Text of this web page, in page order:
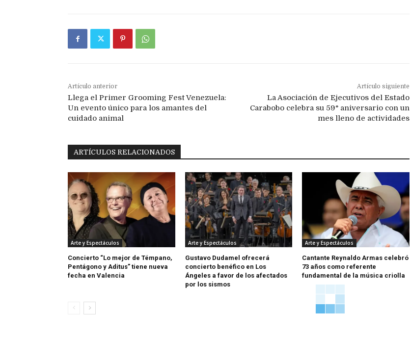
Artículo anterior
Llega el Primer Grooming Fest Venezuela:
Un evento único para los amantes del
cuidado animal
Artículo siguiente
La Asociación de Ejecutivos del Estado
Carabobo celebra su 59° aniversario con un
mes lleno de actividades
ARTÍCULOS RELACIONADOS
Arte y Espectáculos
Concierto “Lo mejor de Témpano,
Pentágono y Aditus” tiene nueva
fecha en Valencia
Arte y Espectáculos
Gustavo Dudamel ofrecerá
concierto benéfico en Los
Ángeles a favor de los afectados
por los sismos
Arte y Espectáculos
Cantante Reynaldo Armas celebró
73 años como referente
fundamental de la música criolla